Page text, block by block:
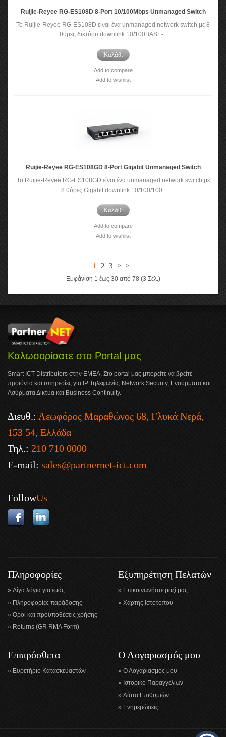
Ruijie-Reyee RG-ES108D 8-Port 10/100Mbps Unmanaged Switch
Το Ruijie-Reyee RG-ES108D είναι ένα unmanaged network switch με 8
θύρες δικτύου downlink 10/100BASE-..
Καλάθι
Add to compare
Add to wishlist
Ruijie-Reyee RG-ES108GD 8-Port Gigabit Unmanaged Switch
Το Ruijie-Reyee RG-ES108GD είναι ένα unmanaged network switch με
8 θύρες Gigabit downlink 10/100/100..
Καλάθι
Add to compare
Add to wishlist
1 2 3 > >|
Εμφάνιση 1 έως 30 από 78 (3 Σελ.)
Καλωσορίσατε στο Portal μας
Smart ICT Distributors στην ΕΜΕΑ. Στο portal μας μπορείτε να βρείτε
προϊόντα και υπηρεσίες για IP Τηλεφωνία, Network Security, Ενσύρματα και
Ασύρματα Δίκτυα και Business Continuity.
Διευθ.: Λεωφόρος Μαραθώνος 68, Γλυκά Νερά,
153 54, Ελλάδα
Τηλ.: 210 710 0000
E-mail: sales@partnernet-ict.com
FollowUs
Πληροφορίες
Λίγα λόγια για εμάς
Πληροφορίες παράδοσης
Όροι και προϋποθέσεις χρήσης
Returns (GR RMA Form)
Εξυπηρέτηση Πελατών
Επικοινωνήστε μαζί μας
Χάρτης Ιστότοπου
Επιπρόσθετα
Ευρετήριο Κατασκευαστών
Ο Λογαριασμός μου
Ο Λογαριασμός μου
Ιστορικό Παραγγελιών
Λίστα Επιθυμιών
Ενημερώσεις